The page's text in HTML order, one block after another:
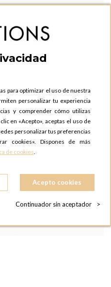
para optimizar el uso de nuestra
personalizar tu experiencia
y comprender cómo utilizas
en «Acepto», aceptas el uso de
personalizar tus preferencias
cookies». Dispones de más
de cookies.
Acepto cookies
Continuador sin aceptador >